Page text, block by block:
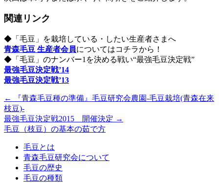
関連リンク
◆「毛豆」を栽培している・したい生産者さまへ
青森毛豆 生産者会員についてはコチラから！
◆「毛豆」のナンバー1を決める戦い“最強毛豆決定戦”
最強毛豆決定戦’14
最強毛豆決定戦’13
←
『青森毛豆種の準備』毛豆研究会農園-毛豆栽培(青森在来
枝豆)-
最強毛豆決定戦2015 開催決定 →
毛豆（枝豆）の基本の茹で方
毛豆とは
青森毛豆研究会について
毛豆の歴史
毛豆の種類